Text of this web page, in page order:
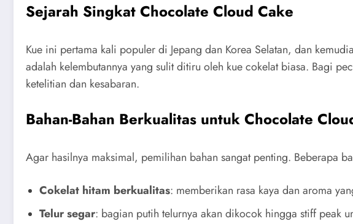
Sejarah Singkat Chocolate Cloud Cake
Kue ini pertama kali populer di Jepang dan Korea Selatan, dan
adalah kelembutannya yang sulit ditiru oleh kue cokelat biasa. Bagi
ketelitian dan kesabaran.
Bahan-Bahan Berkualitas untuk Chocolate
Agar hasilnya maksimal, pemilihan bahan sangat penting. Beberapa
Cokelat hitam berkualitas: memberikan rasa kaya dan aroma
Telur segar: bagian putih telurnya akan dikocok hingga stiff peak